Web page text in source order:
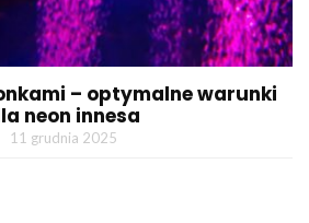
– optymalne warunki
neon innesa
11 grudnia 2025